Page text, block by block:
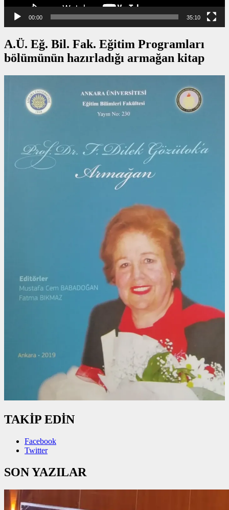
00:00 35:10
A.Ü. Eğ. Bil. Fak. Eğitim Programları
bölümünün hazırladığı armağan kitap
TAKİP EDİN
Facebook
Twitter
SON YAZILAR